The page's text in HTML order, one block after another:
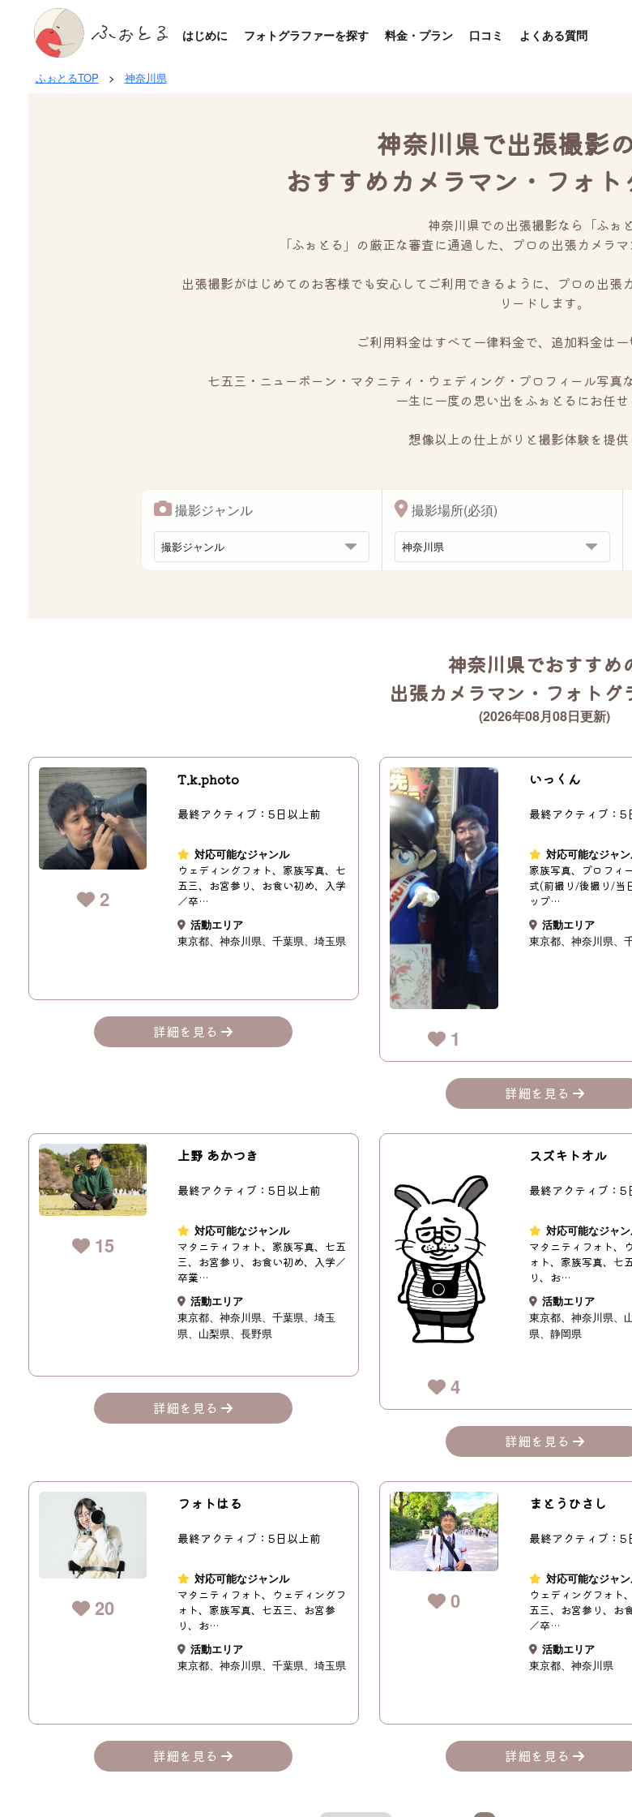
はじめに フォトグラファーを探す 料金・プラン 口コミ よくある質問
ふぉとるTOP > 神奈川県
神奈川県で出張撮影
おすすめカメラマン・フォ
神奈川県での出張撮影なら「ふぉと
「ふぉとる」の厳正な審査に通過した、プロの出張カメラ
出張撮影がはじめてのお客様でも安心してご利用できるように、プロの出張
リードします。
ご利用料金はすべて一律料金で、追加料金は一
七五三・ニューボーン・マタニティ・ウェディング・プロフィール写真
一生に一度の思い出をふぉとるにお任せ
想像以上の仕上がりと撮影体験を提供
撮影ジャンル 撮影場所(必須)
神奈川県でおすすめ
出張カメラマン・フォトグ
(2026年08月08日更新)
2
T.k.photo
最終アクティブ：5日以上前
対応可能なジャンル
ウェディングフォト、家族写真、七
五三、お宮参り、お食い初め、入学
／卒…
活動エリア
東京都
神奈川県 千葉県 埼玉県
詳細を見る 1
いっくん
最終アクティブ：5
対応可能なジャ
家族写真、プロフィ
式(前撮り/後撮り/当
ップ…
活動エリア
東京都
神奈川県
詳細を見る
15
上野 あかつき
最終アクティブ：5日以上前
対応可能なジャンル
マタニティフォト、家族写真、七五
三、お宮参り、お食い初め、入学／
卒業…
活動エリア
東京都
神奈川県 千葉県
埼玉
県
山梨県 長野県
詳細を見る
4
スズキトオル
最終アクティブ：5
対応可能なジャ
マタニティフォト、
ォト、家族写真、七
り、お…
活動エリア
東京都
神奈川県
県
静岡県
詳細を見る
20
フォトはる
最終アクティブ：5日以上前
対応可能なジャンル
マタニティフォト、ウェディングフ
ォト、家族写真、七五三、お宮参
り、お…
活動エリア
東京都
神奈川県 千葉県 埼玉県
詳細を見る
0
まとうひさし
最終アクティブ：5
対応可能なジャ
ウェディングフォト
五三、お宮参り、お
／卒…
活動エリア
東京都
神奈川県
詳細を見る